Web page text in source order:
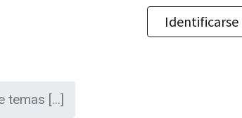
Identificarse
temas [...]